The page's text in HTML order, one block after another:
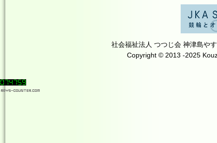
社会福祉法人 つつじ会 神津島や
Copyright © 2013 -2025